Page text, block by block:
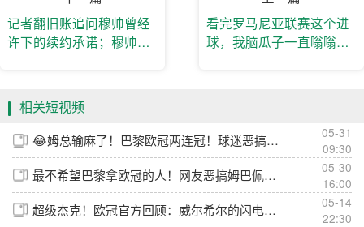
记者翻旧账追问穆帅曾经
许下的续约承诺；穆帅：
看完罗马尼亚联赛这个进
球，我脑瓜子一直嗡嗡的
相关短视频
😂姆总输麻了！巴黎欧冠两连冠！球迷恶搞姆巴佩此刻的心情！
05-31
09:30
最不希望巴黎拿欧冠的人！网友恶搞姆巴佩在阿森纳更衣室训话🤣
05-30
16:00
超级杰克！欧冠官方回顾：威尔希尔的闪电进球！
05-14
22:30